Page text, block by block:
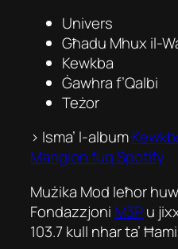
Univers
Għadu Mhux il-
Kewkba
Ġawhra f’Qalbi
Teżor
> Isma’ l-album
Mangion fuq Spotify
Mużika Mod Ieħor
Fondazzjoni M3Pu
103.7 kull nhar ta’